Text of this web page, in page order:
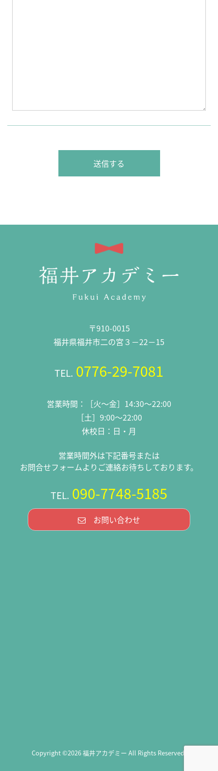
〒910-0015
福井県福井市二の宮３－22－15
TEL. 0776-29-7081
営業時間：［火～金］14:30～22:00
［土］9:00～22:00
休校日：日・月
営業時間外は下記番号または
お問合せフォームよりご連絡お待ちしております。
TEL. 090-7748-5185
お問い合わせ
Copyright ©2026 福井アカデミー All Rights Reserved.